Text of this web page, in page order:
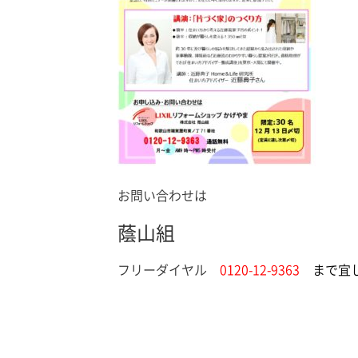
お問い合わせは
蔭山組
フリーダイヤル 0120-12-9363 まで宜